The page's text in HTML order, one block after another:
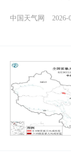
中国天气网 2026-